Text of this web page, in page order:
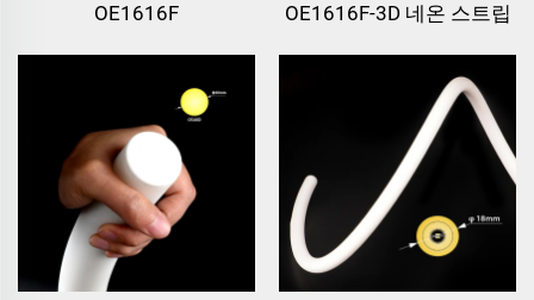
OE1616F
OE1616F-3D 네온 스트립
라이트